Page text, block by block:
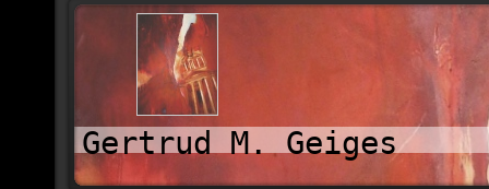
Gertrud M. Geiges